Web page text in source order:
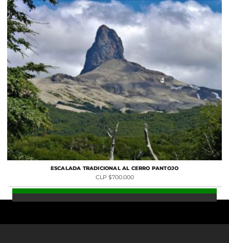
ESCALADA TRADICIONAL AL CERRO PANTOJO
CLP $700.000